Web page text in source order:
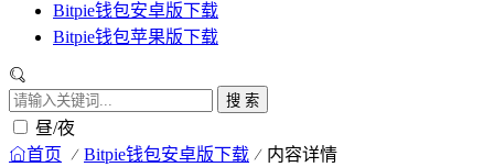
Bitpie钱包安卓版下载
Bitpie钱包苹果版下载
搜 索
昼/夜
首页 Bitpie钱包安卓版下载 内容详情